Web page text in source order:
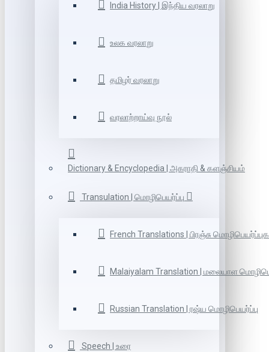
India History | இந்திய வரலாறு
உலக வரலாறு
தமிழர் வரலாறு
வரலாற்றாய்வு நூல்
Dictionary & Encyclopedia | அகராதி & களஞ்சியம்
Transulation | மொழிபெயர்ப்பு
French Translations | பிரஞ்சு
Malaiyalam Translation | மலையாள
Russian Translation | ரஷ்ய மொழிபெயர்ப்பு
Speech | உரை